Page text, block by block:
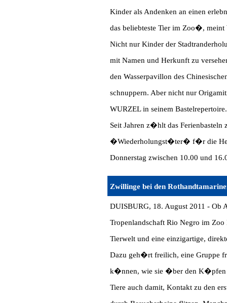
Kinder als Andenken an einen
das beliebteste Tier im Zoo�, meint
Nicht nur Kinder der
mit Namen und Herkunft zu
den Wasserpavillon des
schnuppern. Aber nicht nur
WURZEL in seinem Bastelrepertoire.
Seit Jahren z�hlt das Ferienbasteln
�Wiederholungst�ter� f�r die
Donnerstag zwischen 10.00 und
Zwillinge bei den
DUISBURG, 18. August 2011 - Ob
Tropenlandschaft Rio Negro im
Tierwelt und eine einzigartige,
Dazu geh�rt freilich, eine Gruppe
k�nnen, wie sie �ber den K�pfen
Tiere auch damit, Kontakt zu den